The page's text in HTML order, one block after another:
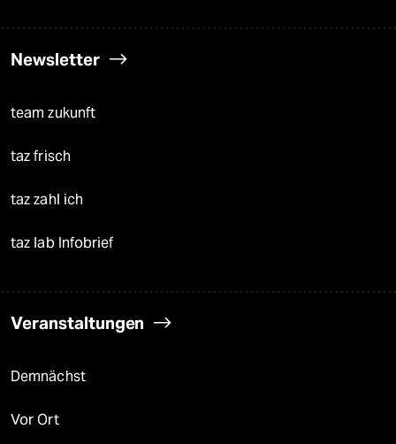
Newsletter
team zukunft
taz frisch
taz zahl ich
taz lab Infobrief
Veranstaltungen
Demnächst
Vor Ort